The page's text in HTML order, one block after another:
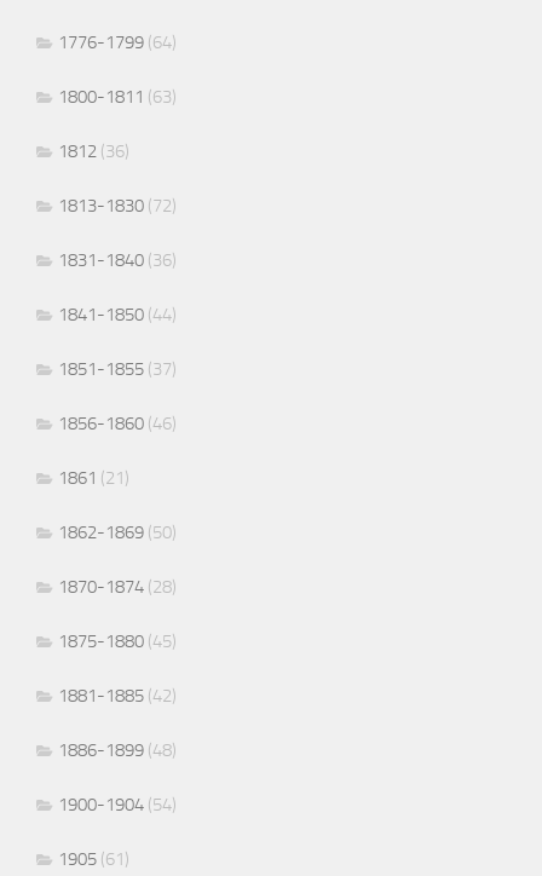
1776-1799 (64)
1800-1811 (63)
1812 (36)
1813-1830 (72)
1831-1840 (36)
1841-1850 (44)
1851-1855 (37)
1856-1860 (46)
1861 (21)
1862-1869 (50)
1870-1874 (28)
1875-1880 (45)
1881-1885 (42)
1886-1899 (48)
1900-1904 (54)
1905 (61)